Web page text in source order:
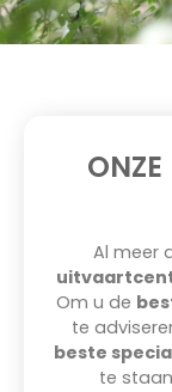
Al meer
Om u de
te
beste
te